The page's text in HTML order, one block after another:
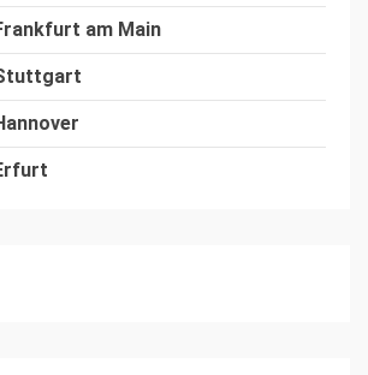
am Main